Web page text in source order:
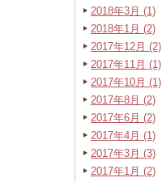
2018年3月 (1)
2018年1月 (2)
2017年12月 (2)
2017年11月 (1)
2017年10月 (1)
2017年8月 (2)
2017年6月 (2)
2017年4月 (1)
2017年3月 (3)
2017年1月 (2)